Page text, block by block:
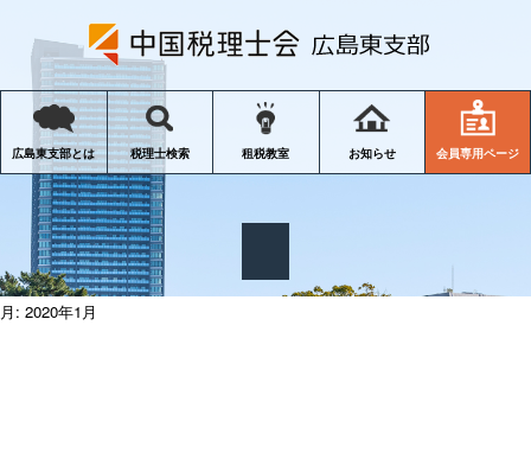
広島東支部とは 税理士検索 租税教室 お知らせ 会員専用ページ
月: 2020年1月